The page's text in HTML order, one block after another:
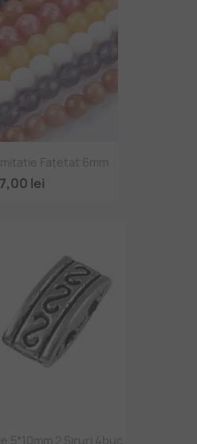
Fațetat 6mm
lei
5*10mm 2 Șiruri 4buc